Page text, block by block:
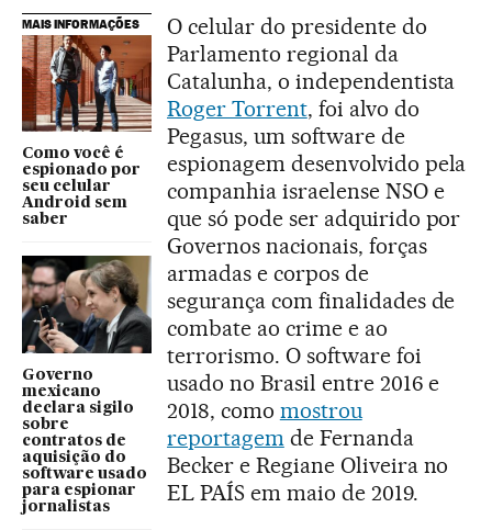
MAIS INFORMAÇÕES
Como você é
espionado por
seu celular
Android sem
saber
Governo
mexicano
declara sigilo
sobre
contratos de
aquisição do
software usado
para espionar
jornalistas
O celular do presidente do
Parlamento regional da
Catalunha, o independentista
Roger Torrent, foi alvo do
Pegasus, um software de
espionagem desenvolvido pela
companhia israelense NSO e
que só pode ser adquirido por
Governos nacionais, forças
armadas e corpos de
segurança com finalidades de
combate ao crime e ao
terrorismo. O software foi
usado no Brasil entre 2016 e
2018, como mostrou
reportagemde Fernanda
Becker e Regiane Oliveira no
EL PAÍS em maio de 2019.